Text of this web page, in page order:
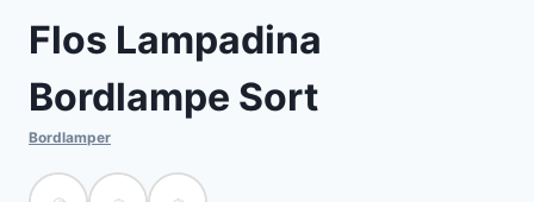
Flos Lampadina
Bordlampe Sort
Bordlamper